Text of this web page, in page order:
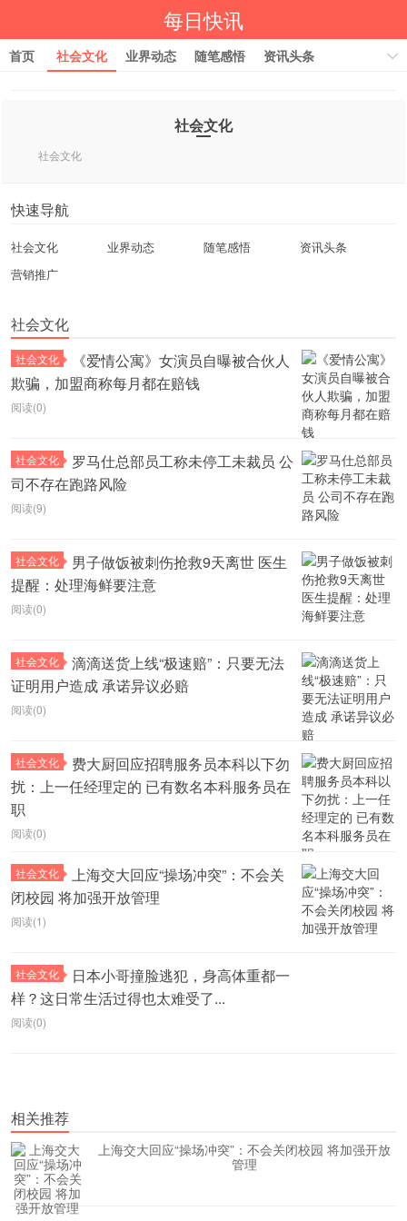
每日快讯
首页 社会文化 业界动态 随笔感悟
资讯头条
社会文化
社会文化
快速导航
社会文化 业界动态 随笔感悟
资讯头条
营销推广
社会文化
社会文化
《爱情公寓》女演员自曝被合伙人
欺骗，加盟商称每月都在赔钱
阅读(0)
社会文化
罗马仕总部员工称未停工未裁员 公
司不存在跑路风险
阅读(9)
社会文化
男子做饭被刺伤抢救9天离世 医生
提醒：处理海鲜要注意
阅读(0)
社会文化
滴滴送货上线“极速赔”：只要无法
证明用户造成 承诺异议必赔
阅读(0)
社会文化
费大厨回应招聘服务员本科以下勿
扰：上一任经理定的 已有数名本科服务员在
职
阅读(0)
社会文化
上海交大回应“操场冲突”：不会关
闭校园 将加强开放管理
阅读(1)
社会文化
日本小哥撞脸逃犯，身高体重都一
样？这日常生活过得也太难受了...
阅读(0)
相关推荐
上海交大回应“操场冲突”：不会关闭校园 将加强开放
管理